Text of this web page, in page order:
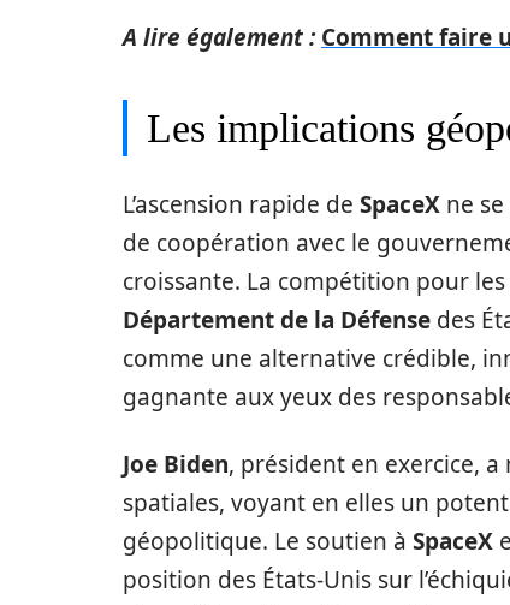
A lire également : Comment faire
Les implications
L’ascension rapide de SpaceX ne
de coopération avec le
croissante. La compétition pour
Département de la Défense des
comme une alternative crédible,
gagnante aux yeux des
Joe Biden, président en exercice,
spatiales, voyant en elles un
géopolitique. Le soutien à SpaceX
position des États-Unis sur